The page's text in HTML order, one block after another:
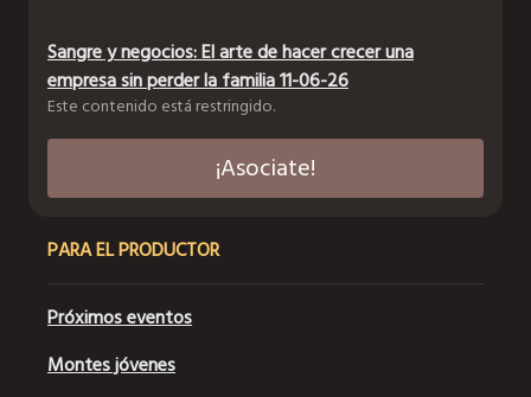
Sangre y negocios: El arte de hacer crecer una
empresa sin perder la familia 11-06-26
Este contenido está restringido.
¡Asociate!
PARA EL PRODUCTOR
Próximos eventos
Montes jóvenes